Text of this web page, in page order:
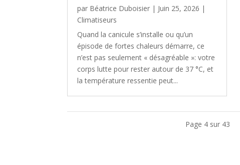
par Béatrice Duboisier | Juin 25, 2026 |
Climatiseurs
Quand la canicule s’installe ou qu’un
épisode de fortes chaleurs démarre, ce
n’est pas seulement « désagréable »: votre
corps lutte pour rester autour de 37 °C, et
la température ressentie peut...
Page 4 sur 43